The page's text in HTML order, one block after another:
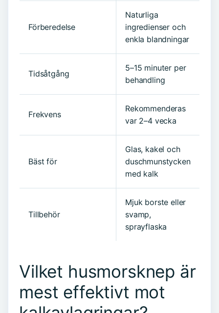
Förberedelse
Naturliga
ingredienser och
enkla blandningar
Tidsåtgång
5–15 minuter per
behandling
Frekvens
Rekommenderas
var 2–4 vecka
Bäst för
Glas, kakel och
duschmunstycken
med kalk
Tillbehör
Mjuk borste eller
svamp,
sprayflaska
Vilket husmorsknep är
mest effektivt mot